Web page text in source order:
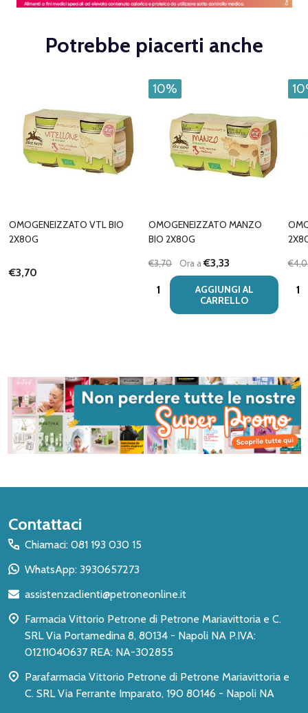
Potrebbe piacerti anche
OMOGENEIZZATO VTL BIO
2X80G
€3,70
10%
OMOGENEIZZATO MANZO
BIO 2X80G
€3,70 Ora a€3,33
Quantità:
AGGIUNGI AL
CARRELLO
Inizio
del
piè
pagina
Contattaci
Chiamaci: 081 193 030 15
WhatsApp: 3930657273
assistenzaclienti@petroneonline.it
Farmacia Vittorio Petrone di Petrone Mariavittoria e C.
SRL Via Portamedina 8, 80134 - Napoli NA P.IVA:
01211040637 REA: NA-302855
Parafarmacia Vittorio Petrone di Petrone Mariavittoria e
C. SRL Via Ferrante Imparato, 190 80146 - Napoli NA